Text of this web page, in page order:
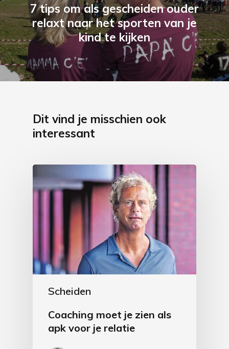
7 tips om als gescheiden ouder
relaxt naar het sporten van je
kind te kijken
Dit vind je misschien ook
interessant
Scheiden
Coaching moet je zien als
apk voor je relatie